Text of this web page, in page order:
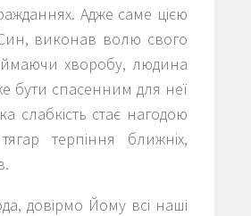
Адже саме цією
виконав волю свого
хворобу, людина
бути спасенним для неї
слабкість стає нагодою
терпіння ближніх,
довірмо Йому всі наші